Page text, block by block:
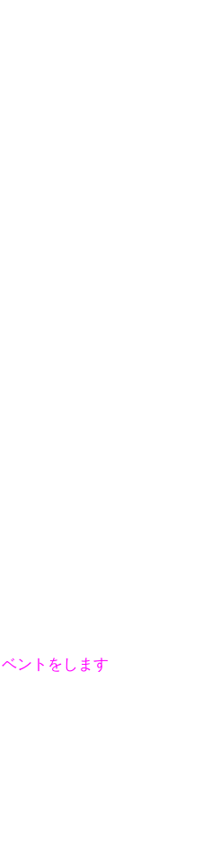
ントをします